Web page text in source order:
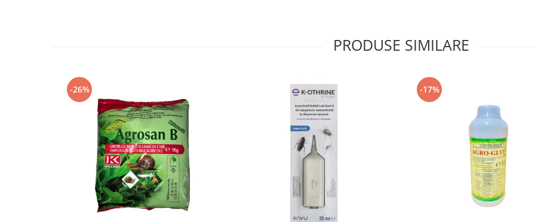
PRODUSE SIMILARE
-26% -17%